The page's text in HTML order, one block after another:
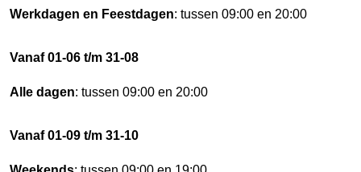
Werkdagen en Feestdagen: tussen 09:00 en 20:00
Vanaf 01-06 t/m 31-08
Alle dagen: tussen 09:00 en 20:00
Vanaf 01-09 t/m 31-10